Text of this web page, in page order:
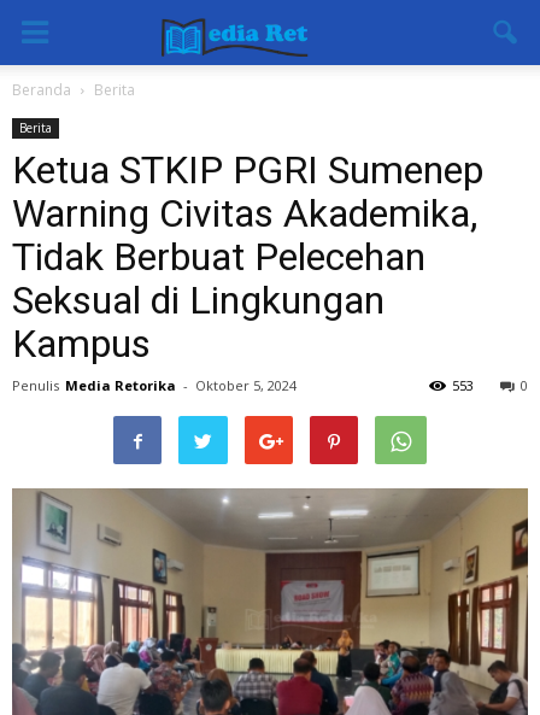
Beranda Berita
Berita
Ketua STKIP PGRI Sumenep
Warning Civitas Akademika,
Tidak Berbuat Pelecehan
Seksual di Lingkungan
Kampus
Penulis Media Retorika - Oktober 5, 2024 0
553